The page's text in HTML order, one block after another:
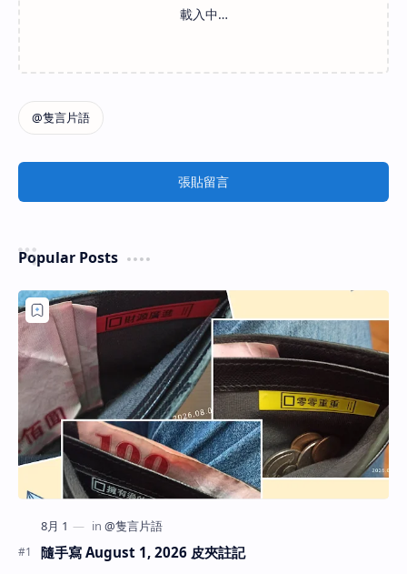
張貼留言
Popular Posts
隨手寫 August 1, 2026 皮夾註記